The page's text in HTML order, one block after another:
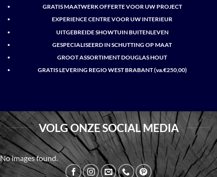
GRATIS MAATWERK OFFERTE VOOR UW PROJECT
EXPERIENCE CENTRE VOOR UW INTERIEUR
UITGEBREIDE SHOWTUIN BUITENLEVEN
GESPECIALISEERD IN SCHUTTING OP MAAT
GROOT ASSORTIMENT DOUGLAS HOUT
GRATIS LEVERING REGIO WEST BRABANT (va.€250,00)
VOLG ONZE SOCIAL MEDIA
No images found.